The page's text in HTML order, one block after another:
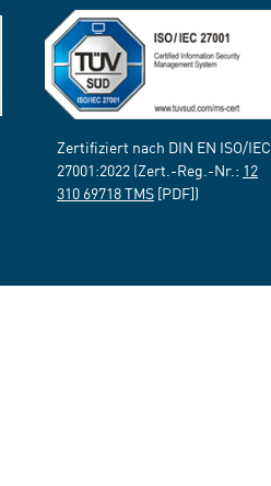
Zertifiziert nach DIN EN ISO/IEC
27001:2022 (Zert.-Reg.-Nr.: 12
310 69718 TMS [PDF])